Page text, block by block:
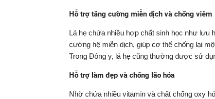
Hỗ trợ tăng cường miễn dịch và chống viêm
Lá hẹ chứa nhiều hợp chất sinh học như lưu
cường hệ miễn dịch, giúp cơ thể chống lại
Trong Đông y, lá hẹ cũng thường được sử
Hỗ trợ làm đẹp và chống lão hóa
Nhờ chứa nhiều vitamin và chất chống oxy